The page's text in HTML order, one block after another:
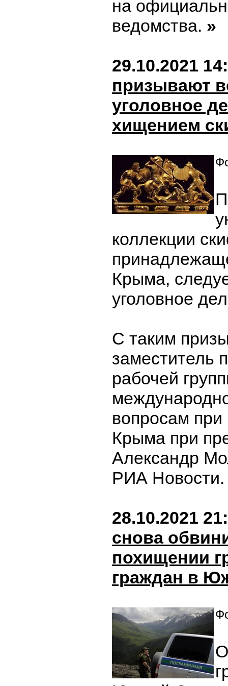
на
ведомства. »
29.10.2021
призывают
уголовное
хищением
коллекции
Крыма,
уголовное
С таким
заместитель
рабочей
вопросам при
Крыма при
Александр
РИА
28.10.2021
снова
похищении
граждан в